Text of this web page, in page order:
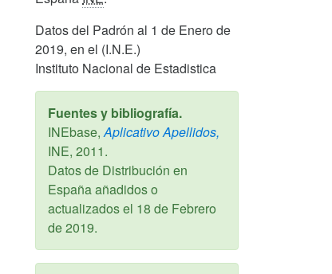
Datos del Padrón al 1 de Enero de
2019, en el (I.N.E.)
Instituto Nacional de Estadistica
Fuentes y bibliografía.
INEbase, Aplicativo Apellidos,
INE, 2011.
Datos de Distribución en
España añadidos o
actualizados el 18 de Febrero
de 2019.